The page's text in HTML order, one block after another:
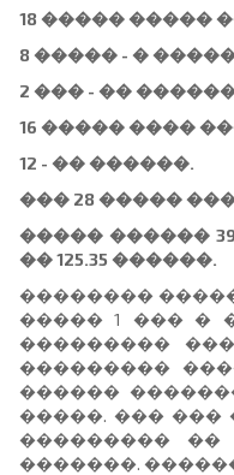
18 ����� �����
8 ����� - �
2 ��� - ��
16 ����� ����
12 - �� ������.
��� 28 �����
����� ������
�� 125.35 ������.
��������
����� 1 ��� �
���������
���������
������
�����. ��� ���
���������
�������.